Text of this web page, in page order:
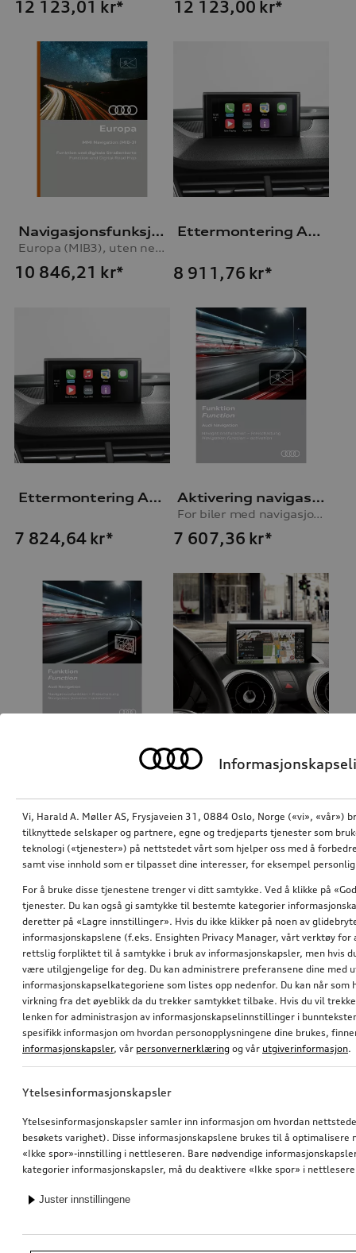
12 123,01 kr* 12 123,00 kr*
Navigasjonsfunksjon og -data
Europa (MIB3), uten nettjenester
10 846,21 kr*
Ettermontering Audi Smartphone-Interface
8 911,76 kr*
Ettermontering Audi Smartphone-Interface
7 824,64 kr*
Aktivering navigasjonsfunksjon
For biler med navigasjonsforberedelse (MIB-HS)
7 607,36 kr*
Aktivering navigasjonsfunksjon
7 607,36kr*
Aktivering navigasjonsfunksjon
7 607,36kr*
Aktivering navigasjonsfunksjon
for biler med navigasjonsforberedelse uten endring av nettjeneste-funksjonaliteten (MIB-2P)
7 586,10kr*
Ettermontering Audi Smartphone-Interface
5 977,00kr*
Vi, Harald A. Møller AS, Frysjaveien 31, 0884 Oslo, Norge («vi», «vår»)
tilknyttede selskaper og partnere, egne og tredjeparts tjenester som
teknologi («tjenester») på nettstedet vårt som hjelper oss med å
samt vise innhold som er tilpasset dine interesser, for eksempel
For å bruke disse tjenestene trenger vi ditt samtykke. Ved å klikke på
tjenester. Du kan også gi samtykke til bestemte kategorier
deretter på «Lagre innstillinger». Hvis du ikke klikker på noen av
informasjonskapslene (f.eks. Ensighten Privacy Manager, vårt verktøy
rettslig forpliktet til å samtykke i bruk av informasjonskapsler, men hvis
være utilgjengelige for deg. Du kan administrere preferansene dine med
informasjonskapselkategoriene som listes opp nedenfor. Du kan når
virkning fra det øyeblikk da du trekker samtykket tilbake. Hvis du vil
lenken for administrasjon av informasjonskapselinnstillinger i
spesifikk informasjon om hvordan personopplysningene dine brukes,
informasjonskapsler, vår personvernerklæring og vår utgiverinformasjon.
Ytelsesinformasjonskapsler
Ytelsesinformasjonskapsler samler inn informasjon om hvordan
besøkets varighet). Disse informasjonskapslene brukes til å
«Ikke spor»-innstilling i nettleseren. Bare nødvendige
kategorier informasjonskapsler, må du deaktivere «Ikke spor» i
Juster innstillingene